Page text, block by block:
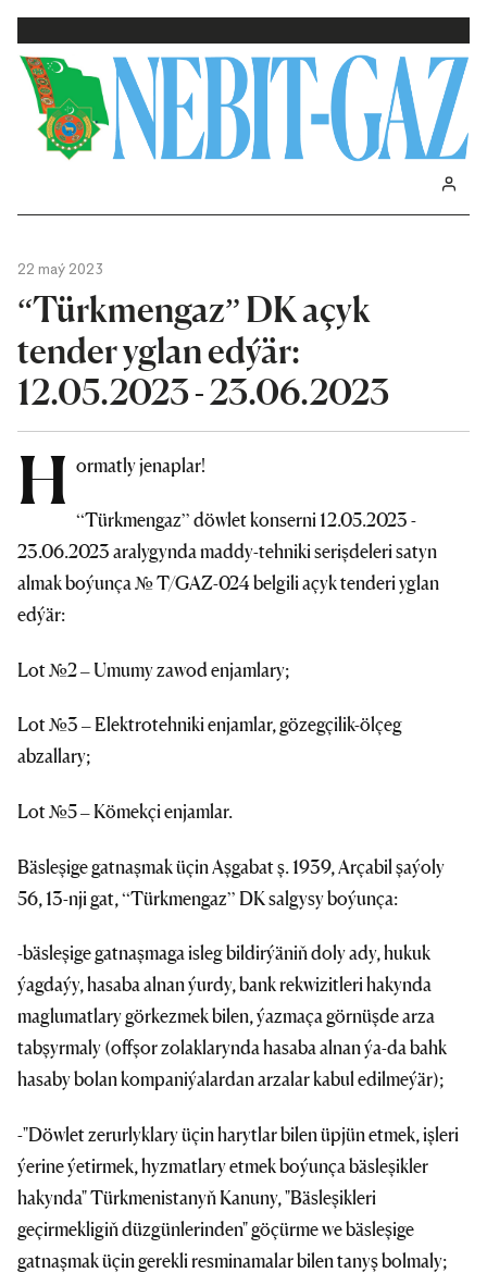
22 maý 2023
“Türkmengaz” DK açyk
tender yglan edýär:
12.05.2023 - 23.06.2023
H ormatly jenaplar!
“Türkmengaz” döwlet konserni 12.05.2023 -
23.06.2023 aralygynda maddy-tehniki serişdeleri satyn
almak boýunça № T/GAZ-024 belgili açyk tenderi yglan
edýär:
Lot №2 – Umumy zawod enjamlary;
Lot №3 – Elektrotehniki enjamlar, gözegçilik-ölçeg
abzallary;
Lot №5 – Kömekçi enjamlar.
Bäsleşige gatnaşmak üçin Aşgabat ş. 1939, Arçabil şaýoly
56, 13-nji gat, “Türkmengaz” DK salgysy boýunça:
-bäsleşige gatnaşmaga isleg bildirýäniň doly ady, hukuk
ýagdaýy, hasaba alnan ýurdy, bank rekwizitleri hakynda
maglumatlary görkezmek bilen, ýazmaça görnüşde arza
tabşyrmaly (offşor zolaklarynda hasaba alnan ýa-da bahk
hasaby bolan kompaniýalardan arzalar kabul edilmeýär);
-"Döwlet zerurlyklary üçin harytlar bilen üpjün etmek, işleri
ýerine ýetirmek, hyzmatlary etmek boýunça bäsleşikler
hakynda" Türkmenistanyň Kanuny, "Bäsleşikleri
geçirmekligiň düzgünlerinden" göçürme we bäsleşige
gatnaşmak üçin gerekli resminamalar bilen tanyş bolmaly;